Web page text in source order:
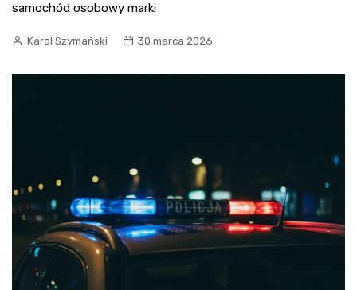
samochód osobowy marki
Karol Szymański 30 marca 2026